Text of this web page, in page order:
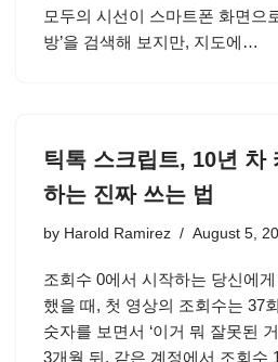
모두의 시선이 스마트폰 화면으
방’을 검색해 보지만, 지도에…
틱톡 스크립트, 10년 차
하는 진짜 쓰는 법
by Harold Ramirez August 5,
조회수 0에서 시작하는 당신에
했을 때, 첫 영상의 조회수는 37
숫자를 보면서 ‘이거 뭐 잘못된
3개월 뒤, 같은 계정에서 조회수